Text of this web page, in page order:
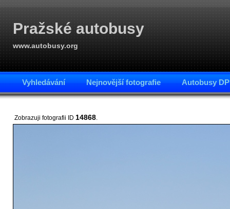
Pražské autobusy
www.autobusy.org
Vyhledávání Nejnovější fotografie Autobusy
Zobrazuji fotografii ID 14868.